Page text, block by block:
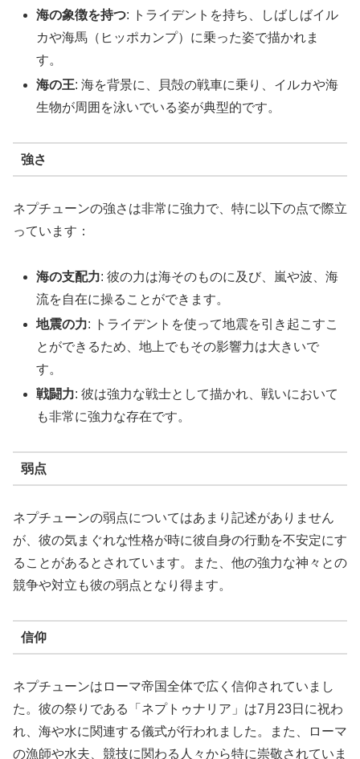
海の象徴を持つ: トライデントを持ち、しばしばイル
カや海馬（ヒッポカンプ）に乗った姿で描かれま
す。
海の王: 海を背景に、貝殻の戦車に乗り、イルカや海
生物が周囲を泳いでいる姿が典型的です。
強さ
ネプチューンの強さは非常に強力で、特に以下の点で際立
っています：
海の支配力: 彼の力は海そのものに及び、嵐や波、海
流を自在に操ることができます。
地震の力: トライデントを使って地震を引き起こすこ
とができるため、地上でもその影響力は大きいで
す。
戦闘力: 彼は強力な戦士として描かれ、戦いにおいて
も非常に強力な存在です。
弱点
ネプチューンの弱点についてはあまり記述がありません
が、彼の気まぐれな性格が時に彼自身の行動を不安定にす
ることがあるとされています。また、他の強力な神々との
競争や対立も彼の弱点となり得ます。
信仰
ネプチューンはローマ帝国全体で広く信仰されていまし
た。彼の祭りである「ネプトゥナリア」は7月23日に祝わ
れ、海や水に関連する儀式が行われました。また、ローマ
の漁師や水夫、競技に関わる人々から特に崇敬されていま